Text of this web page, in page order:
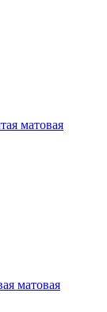
матовая
матовая